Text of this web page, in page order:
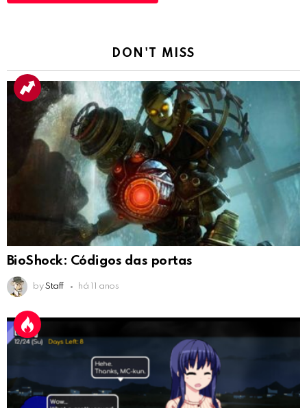
DON'T MISS
BioShock: Códigos das portas
by Staff há 11 anos